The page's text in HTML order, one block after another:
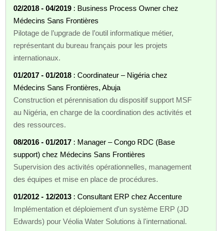
02/2018 - 04/2019 : Business Process Owner chez
Médecins Sans Frontières
Pilotage de l’upgrade de l’outil informatique métier,
représentant du bureau français pour les projets
internationaux.
01/2017 - 01/2018 : Coordinateur – Nigéria chez
Médecins Sans Frontières, Abuja
Construction et pérennisation du dispositif support MSF
au Nigéria, en charge de la coordination des activités et
des ressources.
08/2016 - 01/2017 : Manager – Congo RDC (Base
support) chez Médecins Sans Frontières
Supervision des activités opérationnelles, management
des équipes et mise en place de procédures.
01/2012 - 12/2013 : Consultant ERP chez Accenture
Implémentation et déploiement d'un système ERP (JD
Edwards) pour Véolia Water Solutions à l'international.